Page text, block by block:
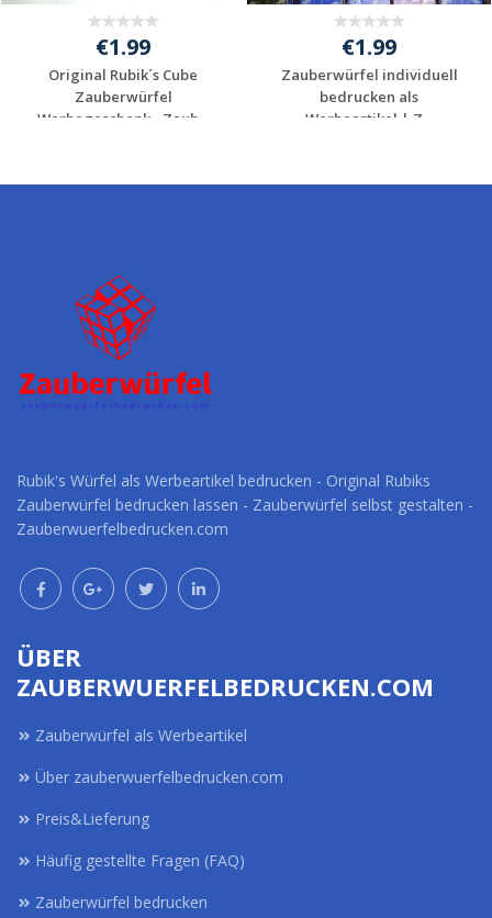
€1.99
Original Rubik´s Cube
Zauberwürfel
Werbegeschenk - Zaub...
anfragen
€1.99
Zauberwürfel individuell
bedrucken als
Werbeartikel | Z...
anfragen
Rubik's Würfel als Werbeartikel bedrucken - Original Rubiks
Zauberwürfel bedrucken lassen - Zauberwürfel selbst gestalten -
Zauberwuerfelbedrucken.com
ÜBER
ZAUBERWUERFELBEDRUCKEN.COM
Zauberwürfel als Werbeartikel
Über zauberwuerfelbedrucken.com
Preis&Lieferung
Häufig gestellte Fragen (FAQ)
Zauberwürfel bedrucken